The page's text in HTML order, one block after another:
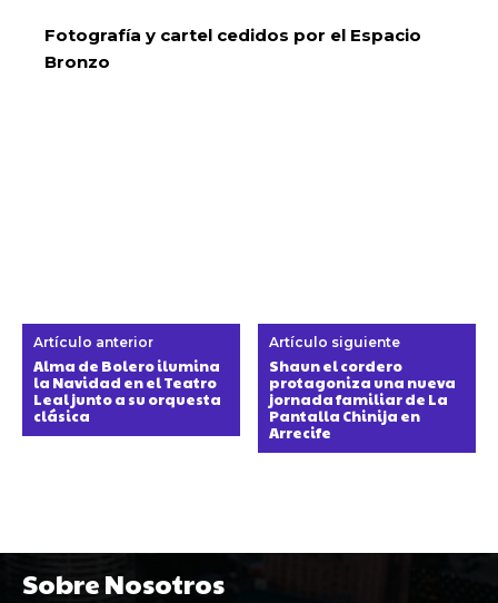
Fotografía y cartel cedidos por el Espacio
Bronzo
Artículo anterior
Alma de Bolero ilumina
la Navidad en el Teatro
Leal junto a su orquesta
clásica
Artículo siguiente
Shaun el cordero
protagoniza una nueva
jornada familiar de La
Pantalla Chinija en
Arrecife
Sobre Nosotros